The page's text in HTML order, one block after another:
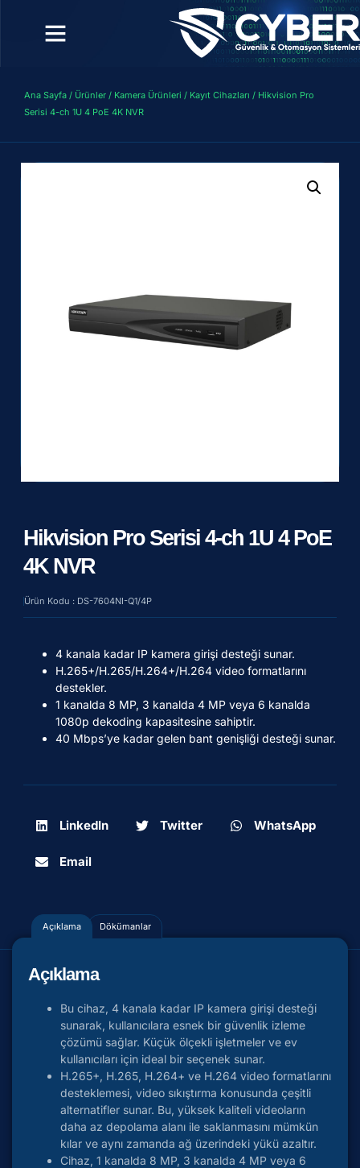
Ana Sayfa / Ürünler / Kamera Ürünleri / Kayıt Cihazları / Hikvision Pro
Serisi 4-ch 1U 4 PoE 4K NVR
Hikvision Pro Serisi 4-ch 1U 4 PoE
4K NVR
Ürün Kodu : DS-7604NI-Q1/4P
4 kanala kadar IP kamera girişi desteği sunar.
H.265+/H.265/H.264+/H.264 video formatlarını
destekler.
1 kanalda 8 MP, 3 kanalda 4 MP veya 6 kanalda
1080p dekoding kapasitesine sahiptir.
40 Mbps’ye kadar gelen bant genişliği desteği sunar.
LinkedIn Twitter WhatsApp
Email
Açıklama Dökümanlar
Açıklama
Bu cihaz, 4 kanala kadar IP kamera girişi desteği
sunarak, kullanıcılara esnek bir güvenlik izleme
çözümü sağlar. Küçük ölçekli işletmeler ve ev
kullanıcıları için ideal bir seçenek sunar.
H.265+, H.265, H.264+ ve H.264 video formatlarını
desteklemesi, video sıkıştırma konusunda çeşitli
alternatifler sunar. Bu, yüksek kaliteli videoların
daha az depolama alanı ile saklanmasını mümkün
kılar ve aynı zamanda ağ üzerindeki yükü azaltır.
Cihaz, 1 kanalda 8 MP, 3 kanalda 4 MP veya 6